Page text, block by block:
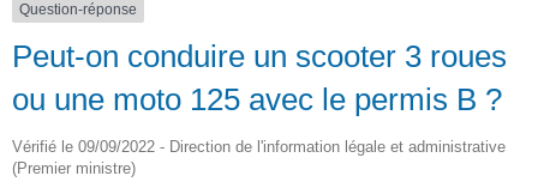
Question-réponse
Peut-on conduire un scooter 3 roues
ou une moto 125 avec le permis B ?
Vérifié le 09/09/2022 - Direction de l'information légale et administrative
(Premier ministre)